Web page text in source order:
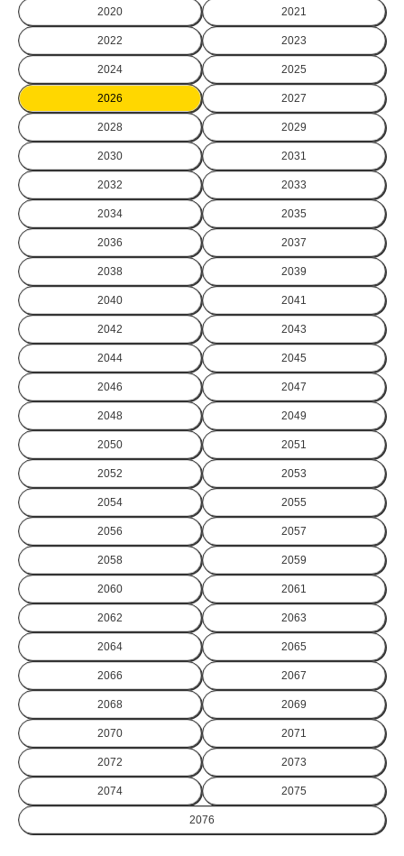
2020 2021
2022 2023
2024 2025
2026 2027
2028 2029
2030 2031
2032 2033
2034 2035
2036 2037
2038 2039
2040 2041
2042 2043
2044 2045
2046 2047
2048 2049
2050 2051
2052 2053
2054 2055
2056 2057
2058 2059
2060 2061
2062 2063
2064 2065
2066 2067
2068 2069
2070 2071
2072 2073
2074 2075
2076